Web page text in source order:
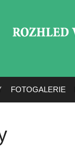
FOTOGALERIE